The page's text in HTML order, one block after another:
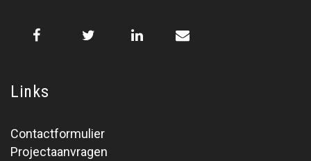
Links
Contactformulier
Projectaanvragen